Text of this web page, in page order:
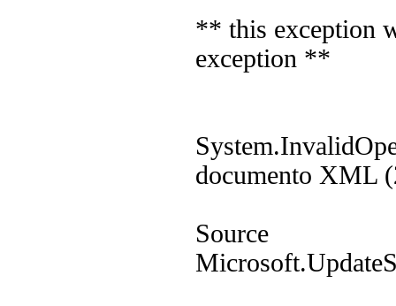
** this exception
exception **
documento XML
Source